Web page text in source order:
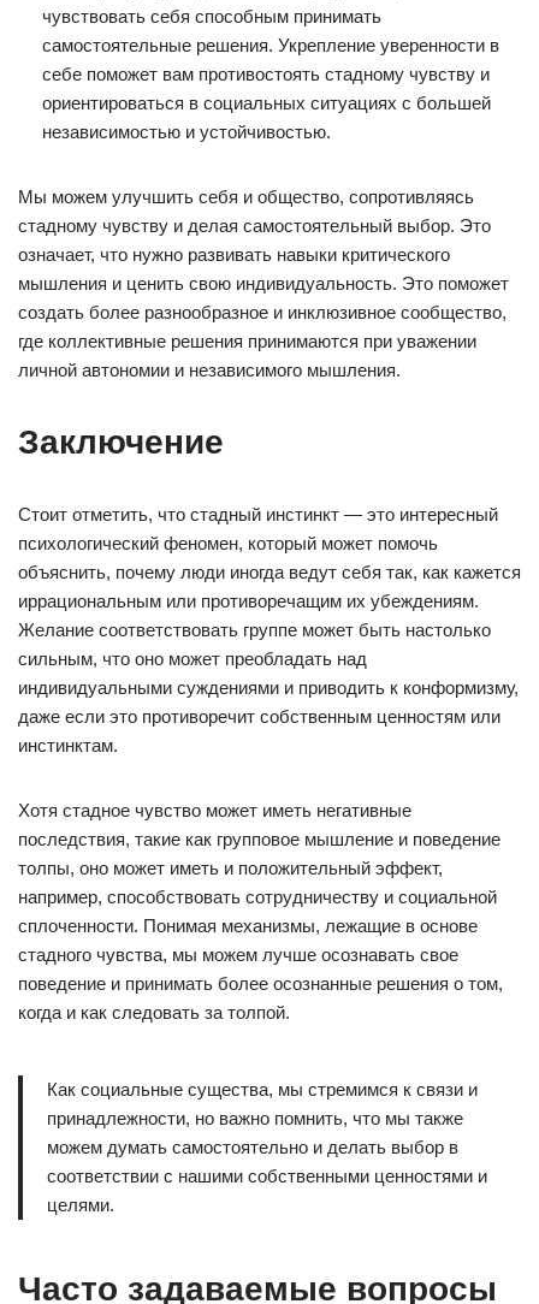
чувствовать себя способным принимать
самостоятельные решения. Укрепление уверенности в
себе поможет вам противостоять стадному чувству и
ориентироваться в социальных ситуациях с большей
независимостью и устойчивостью.
Мы можем улучшить себя и общество, сопротивляясь
стадному чувству и делая самостоятельный выбор. Это
означает, что нужно развивать навыки критического
мышления и ценить свою индивидуальность. Это поможет
создать более разнообразное и инклюзивное сообщество,
где коллективные решения принимаются при уважении
личной автономии и независимого мышления.
Заключение
Стоит отметить, что стадный инстинкт — это интересный
психологический феномен, который может помочь
объяснить, почему люди иногда ведут себя так, как кажется
иррациональным или противоречащим их убеждениям.
Желание соответствовать группе может быть настолько
сильным, что оно может преобладать над
индивидуальными суждениями и приводить к конформизму,
даже если это противоречит собственным ценностям или
инстинктам.
Хотя стадное чувство может иметь негативные
последствия, такие как групповое мышление и поведение
толпы, оно может иметь и положительный эффект,
например, способствовать сотрудничеству и социальной
сплоченности. Понимая механизмы, лежащие в основе
стадного чувства, мы можем лучше осознавать свое
поведение и принимать более осознанные решения о том,
когда и как следовать за толпой.
Как социальные существа, мы стремимся к связи и
принадлежности, но важно помнить, что мы также
можем думать самостоятельно и делать выбор в
соответствии с нашими собственными ценностями и
целями.
Часто задаваемые вопросы